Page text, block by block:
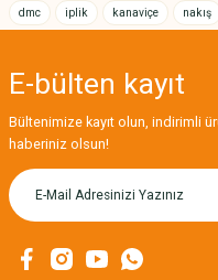
MIKNATISLI İĞNE TUTUCU-
dmc
iplik kanaviçe nakış
E-bülten kayıt
Bültenimize kayıt olun, indirimli
haberiniz olsun!